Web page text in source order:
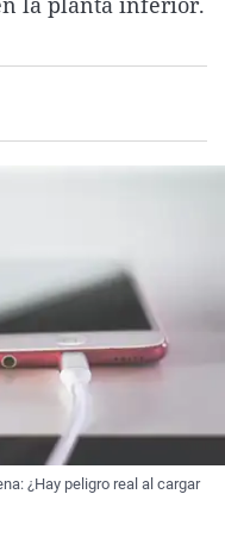
La rosa de los vientos
Gente viajera
Caso
Retornados
Operación Viuda
Extremadura
Galicia
Navarra
Virales
Televisión
¿Hay peligro real al cargar